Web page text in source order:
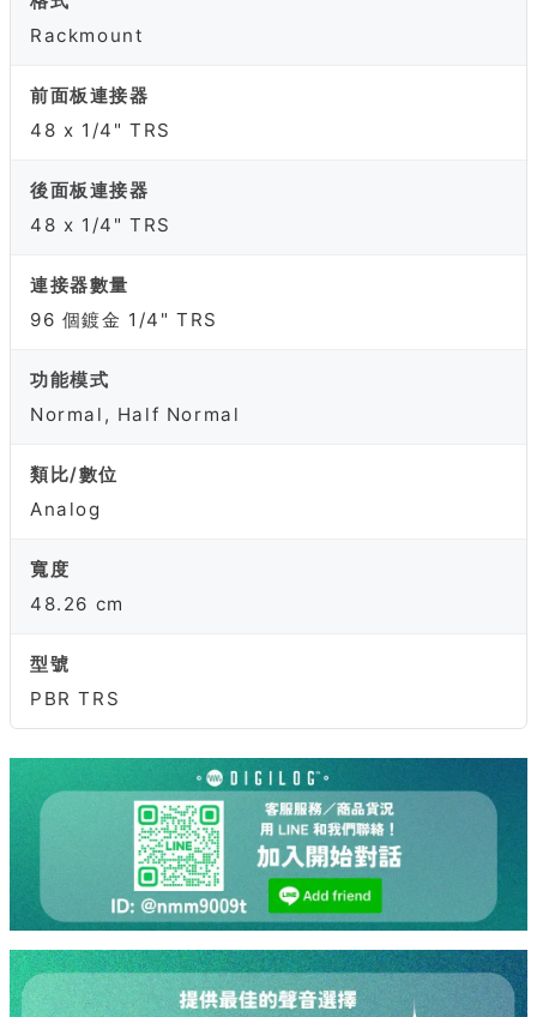
Rackmount
前面板連接器
48 x 1/4" TRS
後面板連接器
48 x 1/4" TRS
連接器數量
96 個鍍金 1/4" TRS
功能模式
Normal, Half Normal
類比/數位
Analog
寬度
48.26 cm
型號
PBR TRS